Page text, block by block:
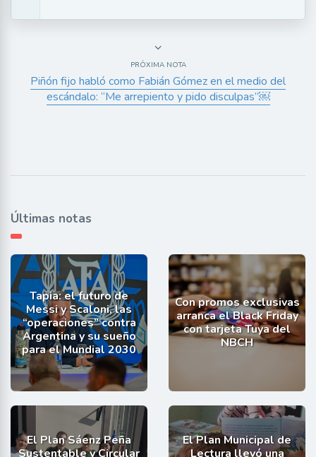
PRÓXIMA NOTA
Piñón fijo habló como Fabián Gómez en el medio del
escándalo: “Me arrepiento y pido disculpas”￼
Últimas notas
Tapia: el futuro de
Messi y Scaloni, las
“operaciones” contra
Argentina y su sueño
para el Mundial 2030
Con promos exclusivas
arranca el Black Friday
con tarjeta Tuya del
NBCH
El Plan Sáenz Peña
Sustentable y Circular
El Plan Municipal de
Lectura llevó una